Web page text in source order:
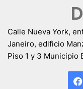
Calle Nueva York,
Janeiro, edificio
Piso 1 y 3 Municipio